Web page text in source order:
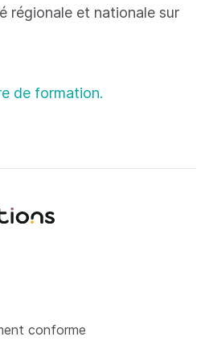
régionale et nationale sur
de formation.
conforme